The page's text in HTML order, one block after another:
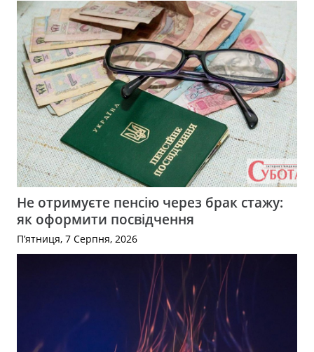
Не отримуєте пенсію через брак стажу:
як оформити посвідчення
П’ятниця, 7 Серпня, 2026